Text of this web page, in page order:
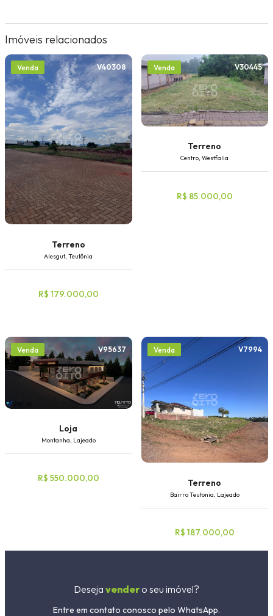
Imóveis relacionados
Venda V40308
Terreno
Alesgut, Teutônia
R$ 179.000,00
Venda V30445
Terreno
Centro, Westfalia
R$ 85.000,00
Venda V95637
Loja
Montanha, Lajeado
R$ 550.000,00
Venda V7994
Terreno
Bairro Teutonia, Lajeado
R$ 187.000,00
Deseja vendero seu imóvel?
Entre em contato conosco pelo WhatsApp.